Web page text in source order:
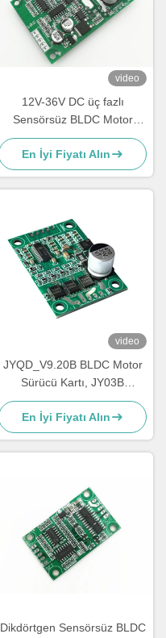
video
12V-36V DC üç fazlı
Sensörsüz BLDC Motor
Sürücüsü -20—85℃ O.V /
L.V Koruması
En İyi Fiyatı Alın
video
JYQD_V9.20B BLDC Motor
Sürücü Kartı, JY03B
Entegresi ile 9-30V 6A
Sensörsüz Fırçasız DC
Kontrolcü, PWM ve Analog
Kontrollü
En İyi Fiyatı Alın
Dikdörtgen Sensörsüz BLDC